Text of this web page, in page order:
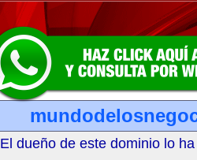
El dueño de este dominio lo